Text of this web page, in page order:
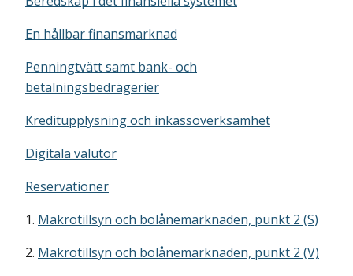
En hållbar finansmarknad
Penningtvätt samt bank- och
betalningsbedrägerier
Kreditupplysning och inkassoverksamhet
Digitala valutor
Reservationer
1. Makrotillsyn och bolånemarknaden, punkt 2 (S)
2. Makrotillsyn och bolånemarknaden, punkt 2 (V)